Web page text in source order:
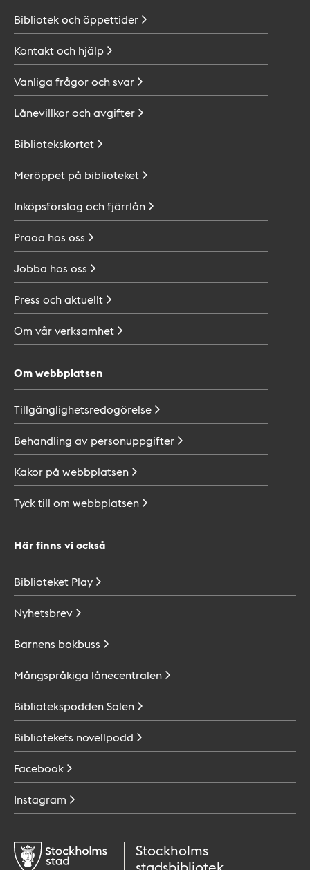
Bibliotek ochöppettider
Kontakt och hjälp
Vanliga frågor ochsvar
Lånevillkor ochavgifter
Bibliotekskortet
Meröppet på biblioteket
Inköpsförslag ochfjärrlån
Praoa hos oss
Jobba hos oss
Press ochaktuellt
Om vårverksamhet
Om webbplatsen
Tillgänglighetsredogörelse
Behandling av personuppgifter
Kakor på webbplatsen
Tyck till om webbplatsen
Här finns vi också
Biblioteket Play
Nyhetsbrev
Barnens bokbuss
Mångspråkiga lånecentralen
BibliotekspoddenSolen
Bibliotekets novellpodd
Facebook
Instagram
Stockholms